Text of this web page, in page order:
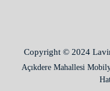
Copyright © 2024
Açıkdere Mahallesi